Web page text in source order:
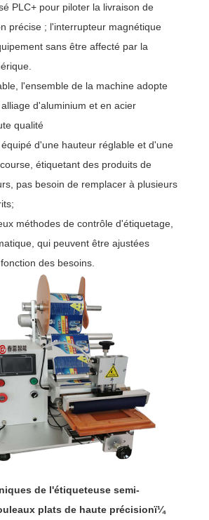
PLC+ pour piloter la livraison de
précise ; l'interrupteur magnétique
sans être affecté par la
l'ensemble de la machine adopte
d'aluminium et en acier
qualité
d'une hauteur réglable et d'une
étiquetant des produits de
pas besoin de remplacer à plusieurs
méthodes de contrôle d'étiquetage,
qui peuvent être ajustées
des besoins.
de l'étiqueteuse semi-
plats de haute précisionï¼